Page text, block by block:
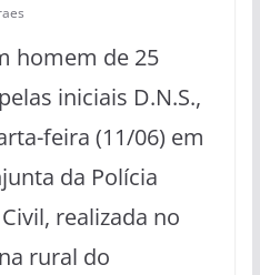
homem de 25
iniciais D.N.S.,
feira (11/06) em
da Polícia
realizada no
rural do